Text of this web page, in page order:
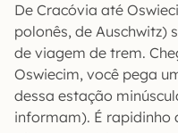
De Cracóvia até
polonês, de Auschwitz)
de viagem de trem.
Oswiecim, você pega
dessa estação
informam). É rapidinho